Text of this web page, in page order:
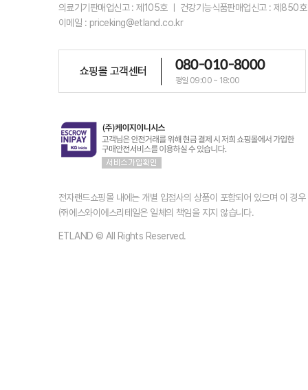
의료기기판매업신고 : 제105호 ㅣ 건강기능식품판매업신고 : 제850
이메일 : priceking@etland.co.kr
쇼핑몰 고객센터 080-010-8000
평일 09:00 ~ 18:00
전자랜드쇼핑몰 내에는 개별 입점사의 상품이 포함되어 있으며 이 경
㈜에스와이에스리테일은 일체의 책임을 지지 않습니다.
ETLAND © All Rights Reserved.